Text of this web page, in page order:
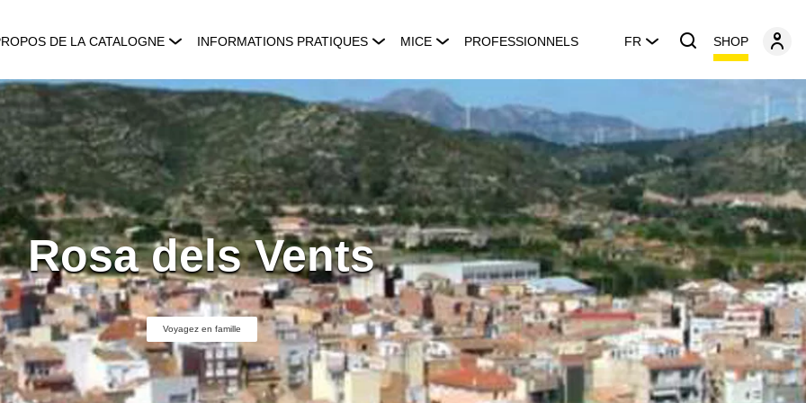
DE LA CATALOGNE INFORMATIONS PRATIQUES MICE PROFESSIONNELS FR SHOP
Rosa dels Vents
Voyagez en famille